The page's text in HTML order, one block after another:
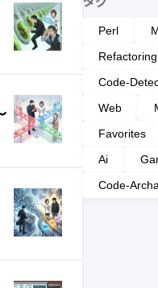
Perl
Refactoring
Code-
Web
Favorites
Ai
Code-